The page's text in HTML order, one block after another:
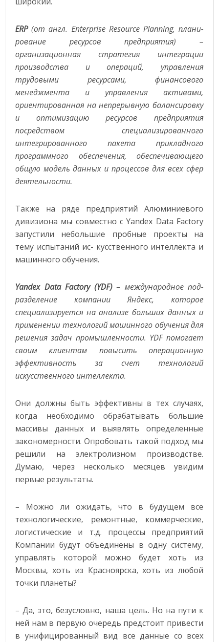
ERP(от англ. Enterprise Resource Planning, плани-
рование ресурсов предприятия) –
организационная стратегия интеграции
производства и операций, управления
трудовыми ресурсами, финансового
менеджмента и управления активами,
ориентированная на непрерывную балансировку
и оптимизацию ресурсов предприятия
посредством специализированного
интегрированного пакета прикладного
программного обеспечения, обеспечивающего
общую модель данных и процессов для всех сфер
деятельности.
Также на ряде предприятий Алюминиевого
дивизиона мы совместно с Yandex Data Factory
запустили небольшие пробные проекты на
тему испытаний ис- кусственного интеллекта и
машинного обучения.
Yandex Data Factory (YDF)– международное под-
разделение компании Яндекс, которое
специализируется на анализе больших данных и
применении технологий машинного обучения для
решения задач промышленности. YDF помогает
своим клиентам повысить операционную
эффективность за счет технологий
искусственного интеллекта.
Они должны быть эффективны в тех случаях,
когда необходимо обрабатывать большие
массивы данных и выявлять определенные
закономерности. Опробовать такой подход мы
решили на электролизном производстве.
Думаю, через несколько месяцев увидим
первые результаты.
– Можно ли ожидать, что в будущем все
технологические, ремонтные, коммерческие,
логистические и т.д. процессы предприятий
Компании будут объединены в одну систему,
управлять которой можно будет хоть из
Москвы, хоть из Красноярска, хоть из любой
точки планеты?
– Да, это, безусловно, наша цель. Но на пути к
ней нам в первую очередь предстоит привести
в унифицированный вид все данные со всех